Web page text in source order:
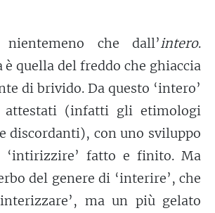
che dall’intero.
quella del freddo che ghiaccia
di brivido. Da questo ‘intero’
attestati (infatti gli etimologi
discordanti), con uno sviluppo
‘intirizzire’ fatto e finito. Ma
del genere di ‘interire’, che
ma un più gelato